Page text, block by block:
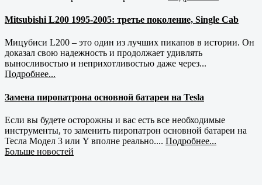
Mitsubishi L200 1995-2005: третье поколение, Single Cab
Мицубиси L200 – это один из лучших пикапов в истории. Он
доказал свою надежность и продолжает удивлять
выносливостью и неприхотливостью даже через...
Подробнее...
Замена пиропатрона основной батареи на Tesla
Если вы будете осторожны и вас есть все необходимые
инструменты, то заменить пиропатрон основной батареи на
Тесла Модел 3 или Y вполне реально.... Подробнее...
Больше новостей